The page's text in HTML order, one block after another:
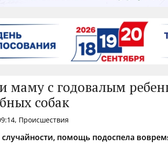
маму с годовалым
собак
Происшествия
случайности, помощь подоспела